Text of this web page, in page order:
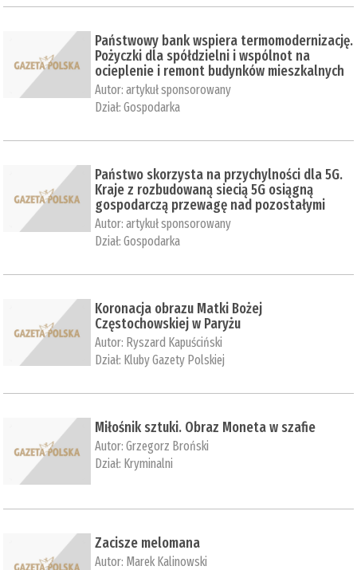
Państwowy bank wspiera termomodernizację.
Pożyczki dla spółdzielni i wspólnot na
ocieplenie i remont budynków mieszkalnych
Autor:artykuł sponsorowany
Dział:Gospodarka
Państwo skorzysta na przychylności dla 5G.
Kraje z rozbudowaną siecią 5G osiągną
gospodarczą przewagę nad pozostałymi
Autor:artykuł sponsorowany
Dział:Gospodarka
Koronacja obrazu Matki Bożej
Częstochowskiej w Paryżu
Autor: Ryszard Kapuściński
Dział: Kluby Gazety Polskiej
Miłośnik sztuki. Obraz Moneta w szafie
Autor:Grzegorz Broński
Dział: Kryminalni
Zacisze melomana
Autor: Marek Kalinowski